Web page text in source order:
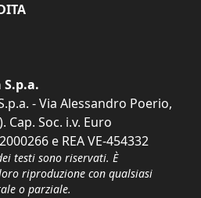
- Via Alessandro Poerio,
Cap. Soc. i.v. Euro
e REA VE-454332
testi sono riservati. È
riproduzione con qualsiasi
o parziale.